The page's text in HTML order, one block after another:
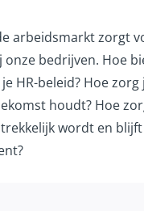
arbeidsmarkt zorgt
bedrijven. Hoe
HR-beleid? Hoe zorg
houdt? Hoe
wordt en blijft